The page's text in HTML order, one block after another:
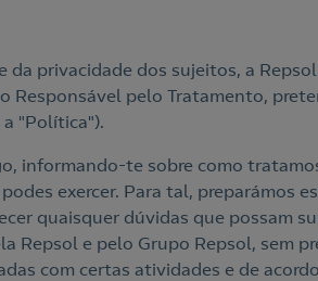
privacidade dos sujeitos, a
Responsável pelo Tratamento,
"Política").
informando-te sobre como
exercer. Para tal, preparámos
quaisquer dúvidas que possam
Repsol e pelo Grupo Repsol, sem
com certas atividades e de